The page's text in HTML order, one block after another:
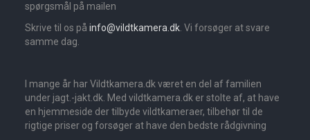
spørgsmål på mailen
Skrive til os på info@vildtkamera.dk . Vi forsøger at svare
samme dag.
I mange år har Vildtkamera.dk været en del af familien
under jagt.-jakt.dk. Med vildtkamera.dk er stolte af, at have
en hjemmeside der tilbyde vildtkameraer, tilbehør til de
rigtige priser og forsøger at have den bedste rådgivning